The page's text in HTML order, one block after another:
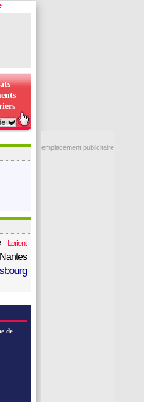
Lorient
Nantes
de
emplacement publicitaire